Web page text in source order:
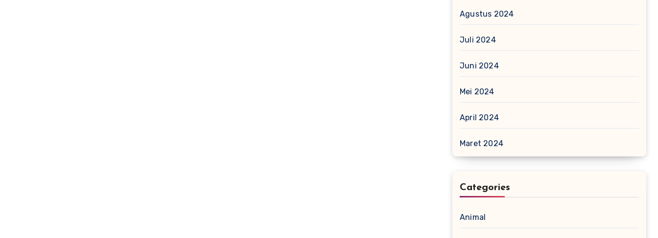
Agustus 2024
Juli 2024
Juni 2024
Mei 2024
April 2024
Maret 2024
Categories
Animal